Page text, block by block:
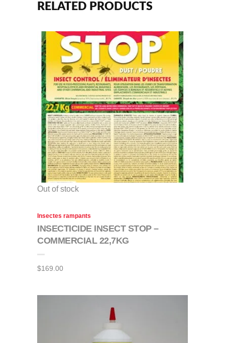
RELATED PRODUCTS
Out of stock
Insectes rampants
INSECTICIDE INSECT STOP –
COMMERCIAL 22,7KG
$169.00